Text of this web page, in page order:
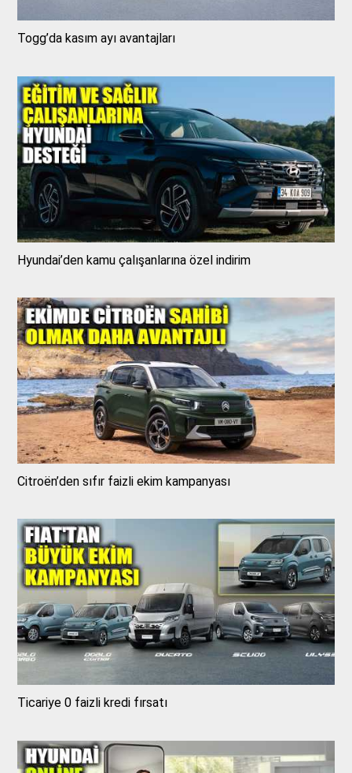
Togg’da kasım ayı avantajları
Hyundai’den kamu çalışanlarına özel indirim
Citroën’den sıfır faizli ekim kampanyası
Ticariye 0 faizli kredi fırsatı